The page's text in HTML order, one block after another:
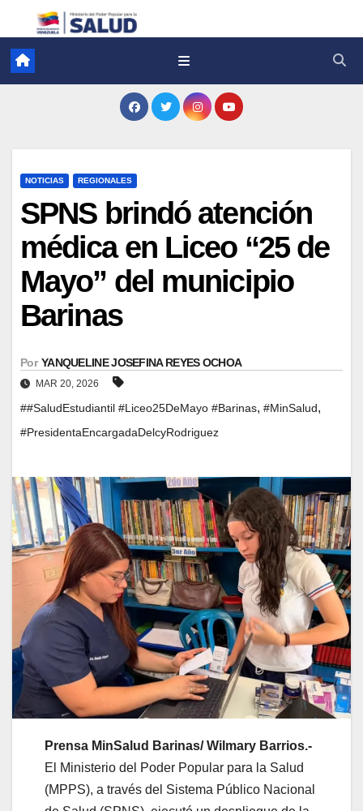
NOTICIAS REGIONALES
SPNS brindó atención
médica en Liceo “25 de
Mayo” del municipio
Barinas
Por YANQUELINE JOSEFINA REYES OCHOA
MAR 20, 2026
#​#SaludEstudiantil #Liceo25DeMayo #Barinas, #MinSalud,
#PresidentaEncargadaDelcyRodriguez
Prensa MinSalud Barinas/ Wilmary Barrios.-
El Ministerio del Poder Popular para la Salud
(MPPS), a través del Sistema Público Nacional